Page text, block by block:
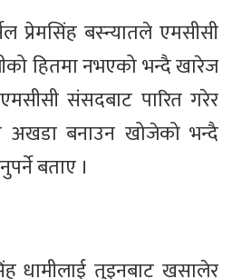
प्रेमसिंह बस्न्यातले एमसीसी
हितमा नभएको भन्दै खारेज
संसदबाट पारित गरेर
अखडा बनाउन खोजेको भन्दै
बताए ।
धामीलाई तुइनबाट खसालेर